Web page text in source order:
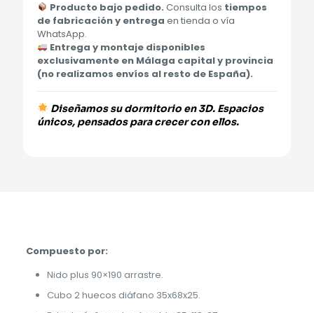
Producto bajo pedido. Consulta los tiempos
de fabricación y entrega en tienda o vía
WhatsApp.
Entrega y montaje disponibles
exclusivamente en Málaga capital y provincia
(no realizamos envíos al resto de España).
Diseñamos su dormitorio en 3D. Espacios
únicos, pensados para crecer con ellos.
Compuesto por:
Nido plus 90×190 arrastre.
Cubo 2 huecos diáfano 35x68x25.